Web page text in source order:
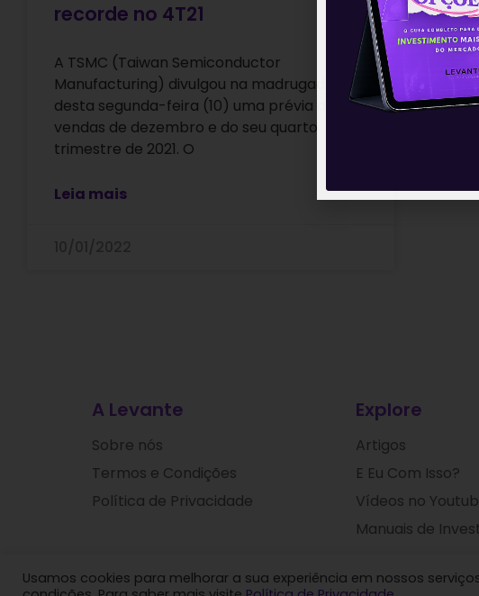
recorde no 4T21
A TSMC (Taiwan Semiconductor
Manufacturing) divulgou na madrugada
desta segunda-feira (10) uma prévia das
vendas de dezembro e do seu quarto
trimestre de 2021. O
Leia mais
A Levante
Sobre nós
Termos e Condições
Política de Privacidade
Explore
Artigos
E Eu Com Isso?
Vídeos no
Manuais de
Levante Ideias
Usamos cookies para melhorar a sua experiência em nossos